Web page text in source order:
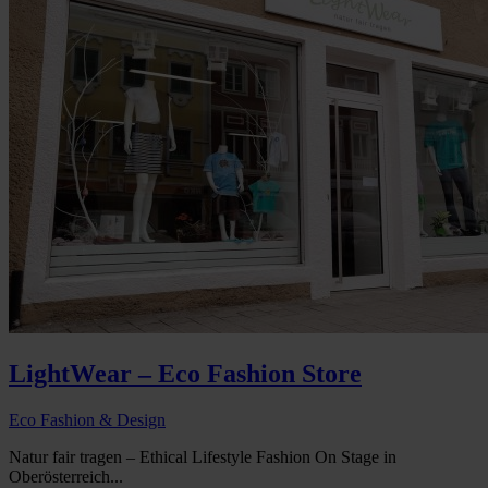
LightWear – Eco Fashion Store
Eco Fashion & Design
Natur fair tragen – Ethical Lifestyle Fashion On Stage in
Oberösterreich...